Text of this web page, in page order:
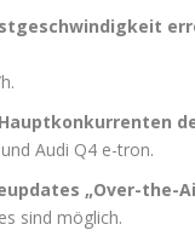
Audi Q4 e-tron.
„Over-the-
sind möglich.